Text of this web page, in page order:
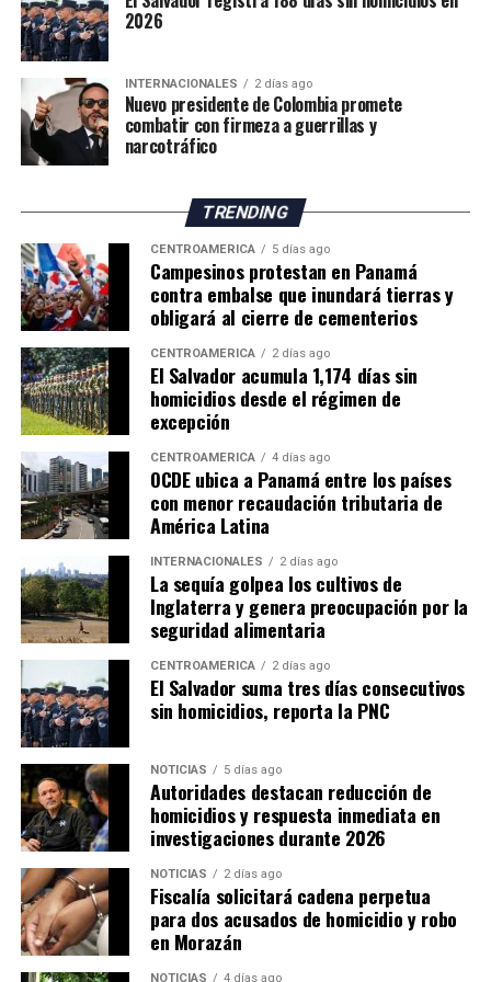
consultas realizadas por EFE sobre las denuncias de los
seis migrantes.
años.
A sus 62 años, Pawsey reconoce la incertidumbre que
enfrenta el sector agrícola ante las nuevas condiciones
climáticas. Sin embargo, considera que los productores
deberán adaptar sus métodos de trabajo y buscar nuevas
oportunidades para mantener la actividad frente al
El impacto de la sequía pone de manifiesto los desafíos
que enfrenta la agricultura británica, tanto por la
reducción de los rendimientos como por los posibles
efectos sobre los precios y el suministro de productos
agrícolas en los próximos meses.
2026
INTERNACIONALES 2 días ago
Nuevo presidente de Colombia promete
combatir con firmeza a guerrillas y
narcotráfico
TRENDING
CENTROAMÉRICA 5 días ago
Campesinos protestan en Panamá
contra embalse que inundará tierras y
obligará al cierre de cementerios
CENTROAMÉRICA 2 días ago
El Salvador acumula 1,174 días sin
homicidios desde el régimen de
excepción
CENTROAMÉRICA 4 días ago
OCDE ubica a Panamá entre los países
con menor recaudación tributaria de
América Latina
INTERNACIONALES 2 días ago
La sequía golpea los cultivos de
Inglaterra y genera preocupación por la
seguridad alimentaria
CENTROAMÉRICA 2 días ago
El Salvador suma tres días consecutivos
sin homicidios, reporta la PNC
NOTICIAS 5 días ago
Autoridades destacan reducción de
homicidios y respuesta inmediata en
investigaciones durante 2026
NOTICIAS 2 días ago
Fiscalía solicitará cadena perpetua
para dos acusados de homicidio y robo
en Morazán
NOTICIAS 4 días ago